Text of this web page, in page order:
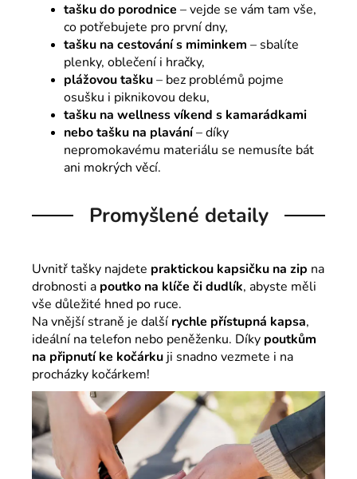
tašku do porodnice – vejde se vám tam vše,
co potřebujete pro první dny,
tašku na cestování s miminkem – sbalíte
plenky, oblečení i hračky,
plážovou tašku– bez problémů pojme
osušku i piknikovou deku,
tašku na wellness víkend s kamarádkami
nebo tašku na plavání– díky
nepromokavému materiálu se nemusíte bát
ani mokrých věcí.
Promyšlené detaily
Uvnitř tašky najdete praktickou kapsičku na zip na
drobnosti a poutko na klíče či dudlík, abyste měli
vše důležité hned po ruce.
Na vnější straně je další rychle přístupná kapsa,
ideální na telefon nebo peněženku. Díky poutkům
na připnutí ke kočárku ji snadno vezmete i na
procházky kočárkem!